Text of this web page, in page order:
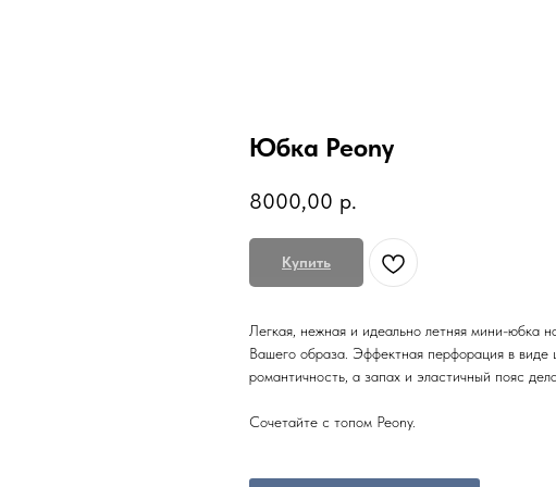
Юбка Peony
8000,00 р.
Купить
Легкая, нежная и идеально летняя мини-юбка
Вашего образа. Эффектная перфорация в виде
романтичность, а запах и эластичный пояс
Сочетайте с топом Peony.